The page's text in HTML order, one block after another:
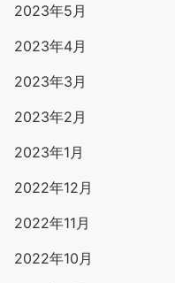
2023年5月
2023年4月
2023年3月
2023年2月
2023年1月
2022年12月
2022年11月
2022年10月